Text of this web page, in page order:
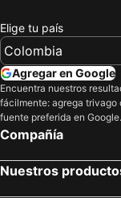
Elige tu país
Agregar en Google
Encuentra nuestros
fácilmente: agrega trivago
fuente preferida en Google.
Compañía
Nuestros